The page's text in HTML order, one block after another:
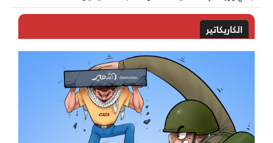
الكاريكاتير